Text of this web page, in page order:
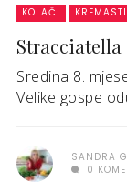
KOLAČI
Stracciatella
Sredina 8.
Velike gospe
SANDRA
0